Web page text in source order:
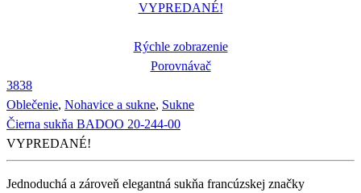
VYPREDANÉ!
Rýchle zobrazenie
Porovnávač
3838
Oblečenie, Nohavice a sukne, Sukne
Čierna sukňa BADOO 20-244-00
VYPREDANÉ!
Jednoduchá a zároveň elegantná sukňa francúzskej značky